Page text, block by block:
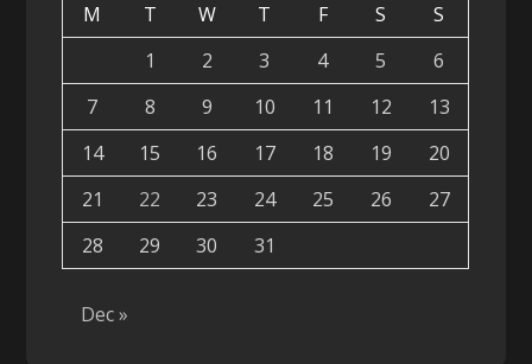
M T W T F S
S
1
2 3 4 5
6
7
8 9 10 11 12
13
14
15 16 17 18 19
20
21
22 23 24 25 26
27
28
29 30 31
Dec »